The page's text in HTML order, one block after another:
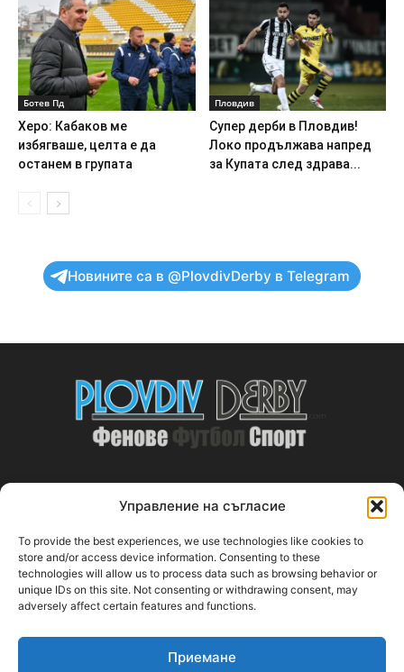
Управление на съгласие
To provide the best experiences, we use technologies like cookies to
store and/or access device information. Consenting to these
technologies will allow us to process data such as browsing behavior or
unique IDs on this site. Not consenting or withdrawing consent, may
adversely affect certain features and functions.
Приемане
Ботев Пд
Херо: Кабаков ме
избягваше, целта е да
останем в групата
Пловдив
Супер дерби в Пловдив!
Локо продължава напред
за Купата след здрава...
Новините са в @PlovdivDerby в Telegram
ABOUT US
PlovdivDerby.com е първата пловдивска изцяло футболна
медия!
Свържи се с нас:plovdivderby.com@gmail.com